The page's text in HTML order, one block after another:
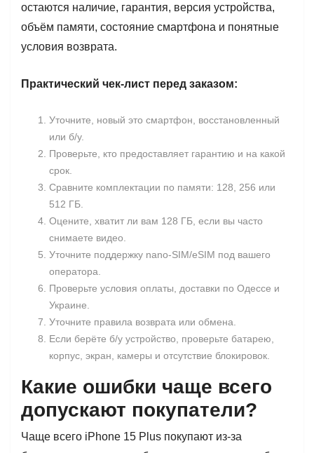
остаются наличие, гарантия, версия устройства,
объём памяти, состояние смартфона и понятные
условия возврата.
Практический чек-лист перед заказом:
Уточните, новый это смартфон, восстановленный
или б/у.
Проверьте, кто предоставляет гарантию и на какой
срок.
Сравните комплектации по памяти: 128, 256 или
512 ГБ.
Оцените, хватит ли вам 128 ГБ, если вы часто
снимаете видео.
Уточните поддержку nano-SIM/eSIM под вашего
оператора.
Проверьте условия оплаты, доставки по Одессе и
Украине.
Уточните правила возврата или обмена.
Если берёте б/у устройство, проверьте батарею,
корпус, экран, камеры и отсутствие блокировок.
Какие ошибки чаще всего
допускают покупатели?
Чаще всего iPhone 15 Plus покупают из-за